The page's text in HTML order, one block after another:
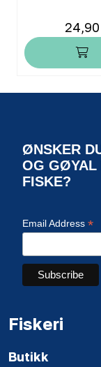
24,90
ØNSKER
OG GØYAL
FISKE?
Email Address *
Fiskeri
Butikk